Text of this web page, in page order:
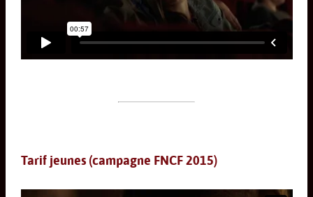
Tarif jeunes (campagne FNCF 2015)